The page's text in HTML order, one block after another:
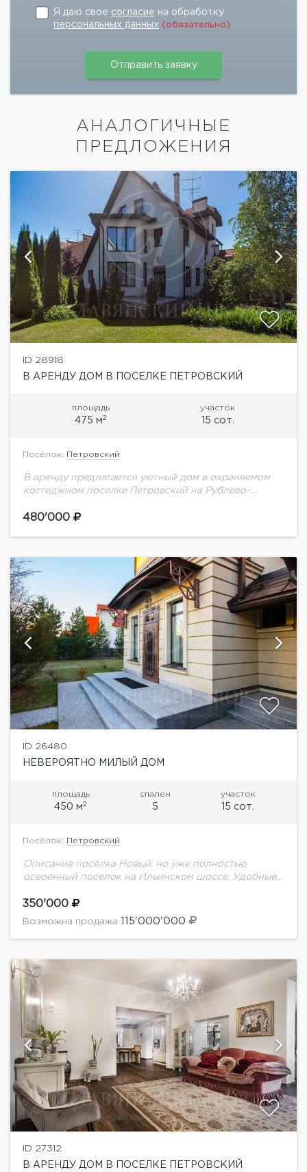
Я даю свое согласие на обработку
персональных данных (обязательно)
АНАЛОГИЧНЫЕ
ПРЕДЛОЖЕНИЯ
ID 28918
В АРЕНДУ ДОМ В ПОСЕЛКЕ ПЕТРОВСКИЙ
площадь
475 м2
участок
15 сот.
Посёлок: Петровский
В аренду предлагается уютный дом в охраняемом
коттеджном поселке Петровский на Рублево-
прихожая с гардеробной зоной, кухня-столовая с
480'000
ID 26480
НЕВЕРОЯТНО МИЛЫЙ ДОМ
площадь
450 м2
спален
5
участок
15 сот.
Посёлок: Петровский
Описание посёлка Новый, но уже полностью
освоенный поселок на Ильинском шоссе. Удобные
поселка расположен фитнес-центр, магазины,
рестораны, известный пансионат `Петрово-
350'000
Возможна продажа 115'000'000
ID 27312
В АРЕНДУ ДОМ В ПОСЕЛКЕ ПЕТРОВСКИЙ